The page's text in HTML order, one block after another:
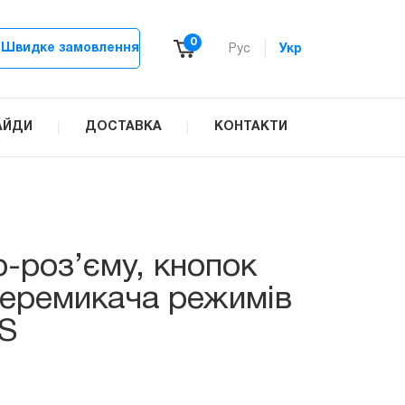
Швидке замовлення
0
Рус Укр
ДОСТАВКА КОНТАКТИ
кнопок
режимів